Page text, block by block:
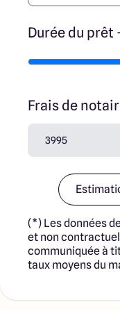
Durée du prêt
Frais de
(*) Les données
et non
communiquée à
taux moyens du